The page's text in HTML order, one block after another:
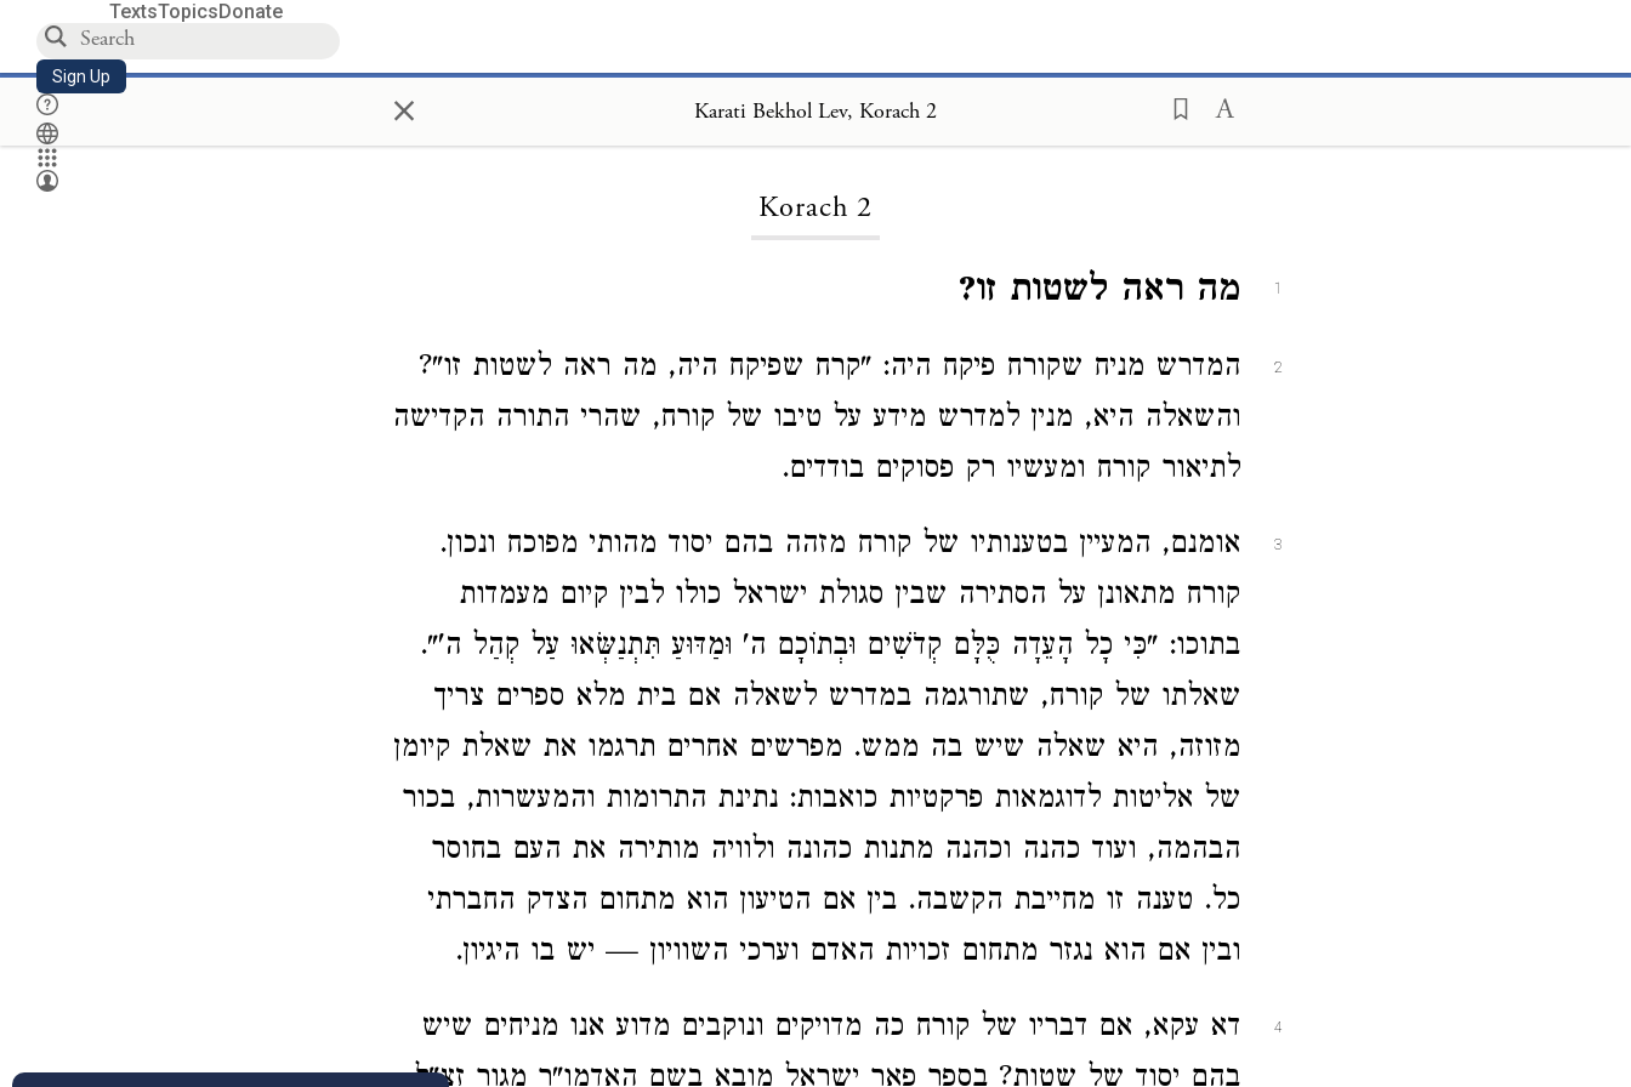
TextsTopicsDonate
Sign Up × Karati Bekhol Lev, Korach 2
Korach 2
1 מה ראה לשטות זו?
2
המדרש מניח שקורח פיקח היה: "קרח שפיקח היה, מה ראה לשטות זו"?
והשאלה היא, מנין למדרש מידע על טיבו של קורח, שהרי התורה הקדישה
לתיאור קורח ומעשיו רק פסוקים בודדים.
3
אומנם, המעיין בטענותיו של קורח מזהה בהם יסוד מהותי מפוכח ונכון.
קורח מתאונן על הסתירה שבין סגולת ישראל כולו לבין קיום מעמדות
בתוכו: "כִּי כָל הָעֵדָה כֻּלָּם קְדֹשִׁים וּבְתוֹכָם ה' וּמַדּוּעַ תִּתְנַשְּׂאוּ עַל קְהַל ה'".
שאלתו של קורח, שתורגמה במדרש לשאלה אם בית מלא ספרים צריך
מזוזה, היא שאלה שיש בה ממש. מפרשים אחרים תרגמו את שאלת קיומן
של אליטות לדוגמאות פרקטיות כואבות: נתינת התרומות והמעשרות, בכור
הבהמה, ועוד כהנה וכהנה מתנות כהונה ולוויה מותירה את העם בחוסר
כל. טענה זו מחייבת הקשבה. בין אם הטיעון הוא מתחום הצדק החברתי
ובין אם הוא נגזר מתחום זכויות האדם וערכי השוויון — יש בו היגיון.
4
דא עקא, אם דבריו של קורח כה מדויקים ונוקבים מדוע אנו מניחים שיש